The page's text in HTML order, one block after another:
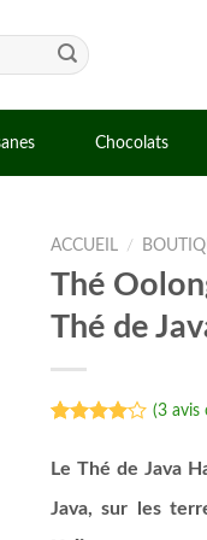
Chocolats
ACCUEIL /
Thé
Thé de
4.00sur
5 basé
notations
client
(3avis
Le Thé de Java
Java, sur les